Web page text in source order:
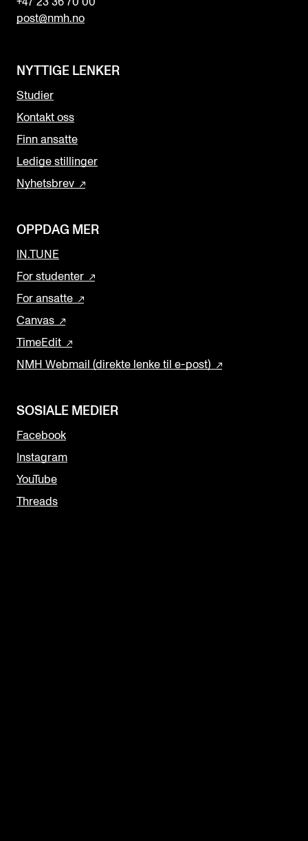
+47 23 36 70 00
post@nmh.no
NYTTIGE LENKER
Studier
Kontakt oss
Finn ansatte
Ledige stillinger
Nyhetsbrev
OPPDAG MER
IN.TUNE
For studenter
For ansatte
Canvas
TimeEdit
NMH Webmail (direkte lenke til e-post)
SOSIALE MEDIER
Facebook
Instagram
YouTube
Threads